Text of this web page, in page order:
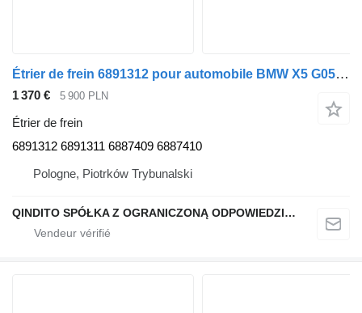
Étrier de frein 6891312 pour automobile BMW X5 G05 X6 G06
1 370 € 5 900 PLN
Étrier de frein
6891312 6891311 6887409 6887410
Pologne, Piotrków Trybunalski
QINDITO SPÓŁKA Z OGRANICZONĄ ODPOWIEDZIALNOŚCIĄ